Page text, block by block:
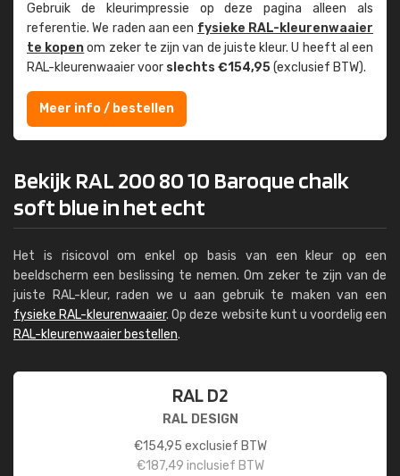
Gebruik de kleur­impressie op deze pagina alleen als
referentie. We raden aan een fysieke RAL-kleuren­waaier
te kopenom zeker te zijn van de juiste kleur. U heeft al een
RAL-kleuren­waaier voor slechts €154,95(exclusief BTW).
Meer info / bestellen
Bekijk RAL 200 80 10 Baroque chalk
soft blue in het echt
Het is risicovol om enkel op basis van een kleur op een
beeldscherm een beslissing te nemen. Om zeker te zijn van de
juiste RAL-kleur, raden we u aan gebruik te maken van een
fysieke RAL-kleurenwaaier. Op deze website kunt u voordelig een
RAL-kleurenwaaier bestellen.
RAL D2
RAL DESIGN
€154,95 exclusief BTW
€187,49 inclusief BTW